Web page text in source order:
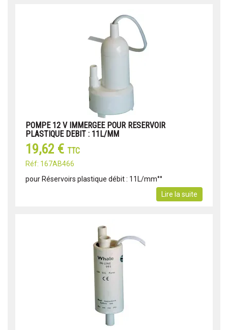
POMPE 12 V IMMERGEE POUR RESERVOIR
PLASTIQUE DEBIT : 11L/MM
19,62 € TTC
Réf: 167AB466
pour Réservoirs plastique débit : 11L/mm°°
Lire la suite